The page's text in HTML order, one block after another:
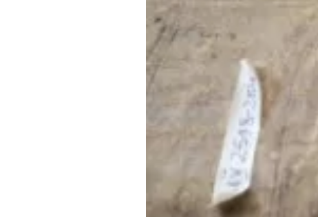
Придорожные кафе
Что
Реестр туроператоров